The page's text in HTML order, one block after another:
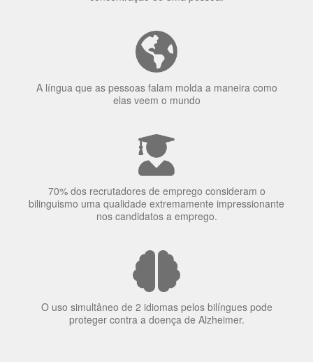
A língua que as pessoas falam molda a maneira como
elas veem o mundo
70% dos recrutadores de emprego consideram o
bilinguismo uma qualidade extremamente impressionante
nos candidatos a emprego.
O uso simultâneo de 2 idiomas pelos bilíngues pode
proteger contra a doença de Alzheimer.